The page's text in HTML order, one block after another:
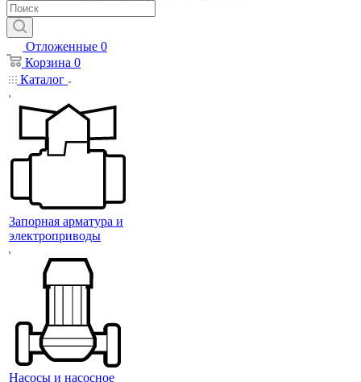
Отложенные 0
Корзина 0
Каталог
Запорная арматура и
электроприводы
Насосы и насосное